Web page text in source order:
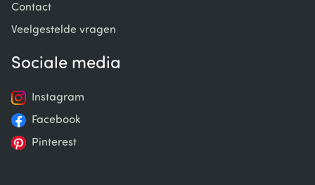
Contact
Veelgestelde vragen
Sociale media
Instagram
Facebook
Pinterest